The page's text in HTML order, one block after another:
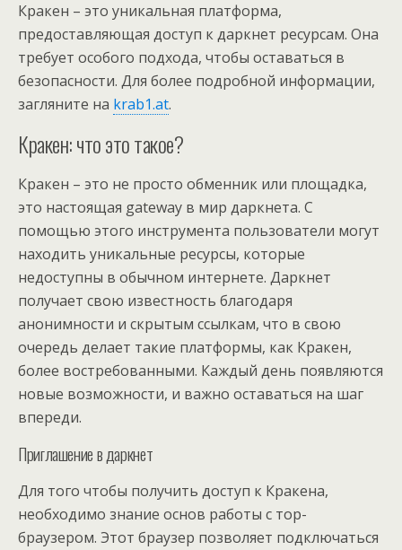
Кракен – это уникальная платформа,
предоставляющая доступ к даркнет ресурсам. Она
требует особого подхода, чтобы оставаться в
безопасности. Для более подробной информации,
загляните на krab1.at.
Кракен: что это такое?
Кракен – это не просто обменник или площадка,
это настоящая gateway в мир даркнета. С
помощью этого инструмента пользователи могут
находить уникальные ресурсы, которые
недоступны в обычном интернете. Даркнет
получает свою известность благодаря
анонимности и скрытым ссылкам, что в свою
очередь делает такие платформы, как Кракен,
более востребованными. Каждый день появляются
новые возможности, и важно оставаться на шаг
впереди.
Приглашение в даркнет
Для того чтобы получить доступ к Кракена,
необходимо знание основ работы с тор-
браузером. Этот браузер позволяет подключаться